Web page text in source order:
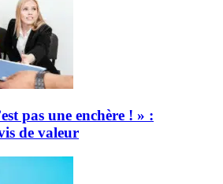
pas une enchère ! » :
de valeur